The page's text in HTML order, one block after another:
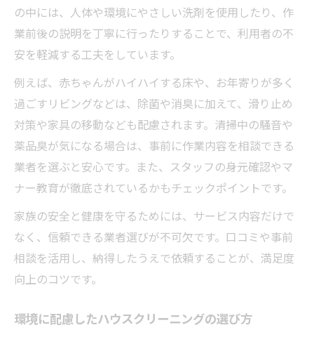
の中には、人体や環境にやさしい洗剤を使用したり、作
業前後の説明を丁寧に行ったりすることで、利用者の不
安を軽減する工夫をしています。
例えば、赤ちゃんがハイハイする床や、お年寄りが多く
過ごすリビングなどは、除菌や消臭に加えて、滑り止め
対策や家具の移動なども配慮されます。清掃中の騒音や
薬品臭が気になる場合は、事前に作業内容を相談できる
業者を選ぶと安心です。また、スタッフの身元確認やマ
ナー教育が徹底されているかもチェックポイントです。
家族の安全と健康を守るためには、サービス内容だけで
なく、信頼できる業者選びが不可欠です。口コミや事前
相談を活用し、納得したうえで依頼することが、満足度
向上のコツです。
環境に配慮したハウスクリーニングの選び方